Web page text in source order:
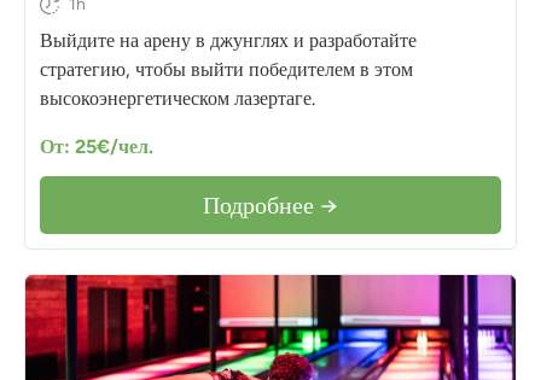
1h
Выйдите на арену в джунглях и разработайте
стратегию, чтобы выйти победителем в этом
высокоэнергетическом лазертаге.
От: 25€/чел.
Подробнее →